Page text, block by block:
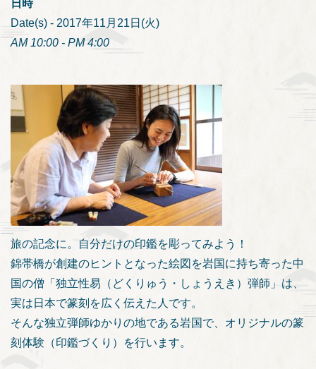
日時
Date(s) - 2017年11月21日(火)
AM 10:00 - PM 4:00
旅の記念に。自分だけの印鑑を彫ってみよう！
錦帯橋が創建のヒントとなった絵図を岩国に持ち寄った中
国の僧「独立性易（どくりゅう・しょうえき）弾師」は、
実は日本で篆刻を広く伝えた人です。
そんな独立弾師ゆかりの地である岩国で、オリジナルの篆
刻体験（印鑑づくり）を行います。